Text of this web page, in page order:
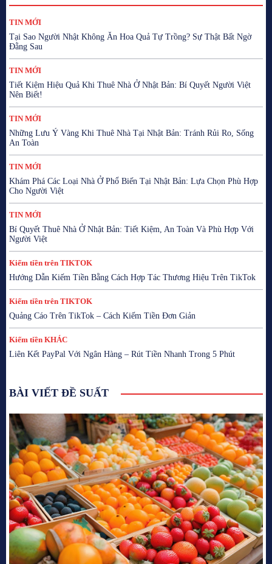
TIN MỚI
Tại Sao Người Nhật Không Ăn Hoa Quả Tự Trồng? Sự Thật Bất Ngờ
Đằng Sau
TIN MỚI
Tiết Kiệm Hiệu Quả Khi Thuê Nhà Ở Nhật Bản: Bí Quyết Người Việt
Nên Biết!
TIN MỚI
Những Lưu Ý Vàng Khi Thuê Nhà Tại Nhật Bản: Tránh Rủi Ro, Sống
An Toàn
TIN MỚI
Khám Phá Các Loại Nhà Ở Phổ Biến Tại Nhật Bản: Lựa Chọn Phù Hợp
Cho Người Việt
TIN MỚI
Bí Quyết Thuê Nhà Ở Nhật Bản: Tiết Kiệm, An Toàn Và Phù Hợp Với
Người Việt
Kiếm tiền trên TIKTOK
Hướng Dẫn Kiếm Tiền Bằng Cách Hợp Tác Thương Hiệu Trên TikTok
Kiếm tiền trên TIKTOK
Quảng Cáo Trên TikTok – Cách Kiếm Tiền Đơn Giản
Kiếm tiền KHÁC
Liên Kết PayPal Với Ngân Hàng – Rút Tiền Nhanh Trong 5 Phút
BÀI VIẾT ĐỀ SUẤT